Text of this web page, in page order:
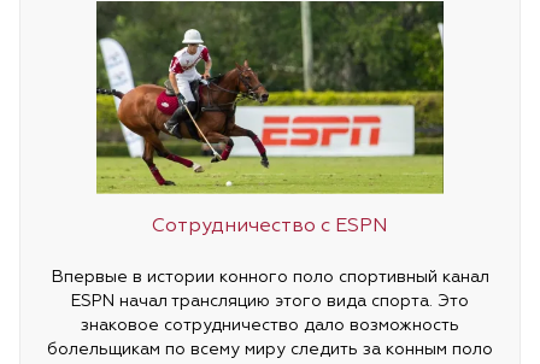
Сотрудничество с ESPN
Впервые в истории конного поло спортивный канал
ESPN начал трансляцию этого вида спорта. Это
знаковое сотрудничество дало возможность
болельщикам по всему миру следить за конным поло